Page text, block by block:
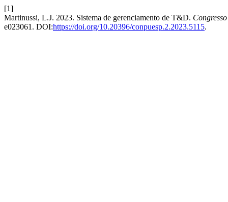
[1]
Martinussi, L.J. 2023. Sistema de gerenciamento de T&D.
e023061. DOI:https://doi.org/10.20396/conpuesp.2.2023.5115.